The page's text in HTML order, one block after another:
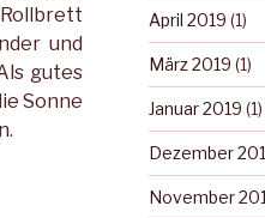
und
gutes
Sonne
April 2019 (1)
März 2019 (1)
Januar 2019 (1)
Dezember
November